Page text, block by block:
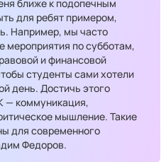
ближе к подопечным
для ребят примером,
Например, мы часто
мероприятия по субботам,
и финансовой
студенты сами хотели
день. Достичь этого
— коммуникация,
мышление. Такие
для современного
Федоров.